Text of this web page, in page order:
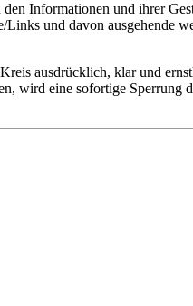
Informationen und ihrer
und davon
ausdrücklich, klar und
eine sofortige Sperrung